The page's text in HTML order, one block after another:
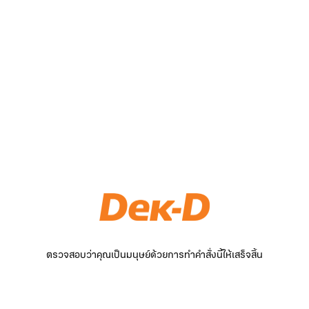
ตรวจสอบว่าคุณเป็นมนุษย์ด้วยการทำคำสั่งนี้ให้เสร็จสิ้น